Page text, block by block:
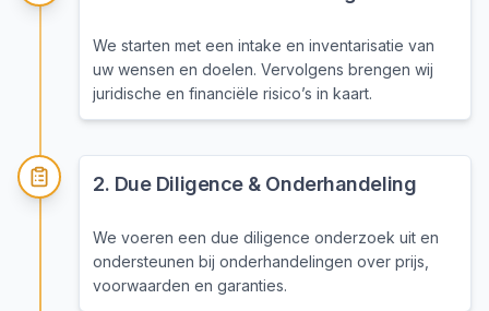
We starten met een intake en inventarisatie van
uw wensen en doelen. Vervolgens brengen wij
juridische en financiële risico’s in kaart.
2. Due Diligence & Onderhandeling
We voeren een due diligence onderzoek uit en
ondersteunen bij onderhandelingen over prijs,
voorwaarden en garanties.